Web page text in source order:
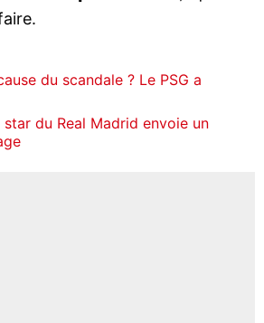
du scandale ? Le PSG a
du Real Madrid envoie un